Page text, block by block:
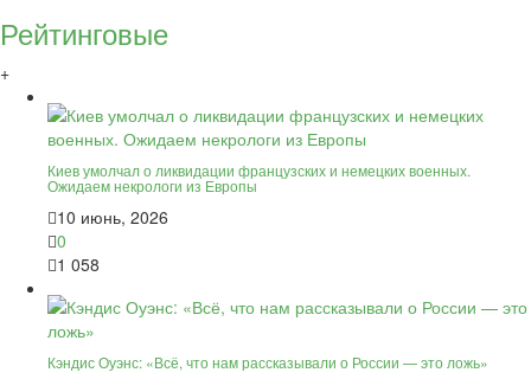
Рейтинговые
+
Киев умолчал о ликвидации французских и немецких военных.
Ожидаем некрологи из Европы
10 июнь, 2026
0
1 058
Кэндис Оуэнс: «Всё, что нам рассказывали о России — это ложь»